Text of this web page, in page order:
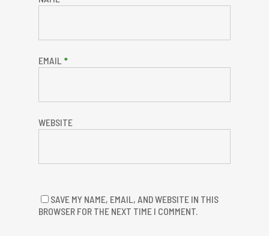
EMAIL *
WEBSITE
SAVE MY NAME, EMAIL, AND WEBSITE IN THIS
BROWSER FOR THE NEXT TIME I COMMENT.